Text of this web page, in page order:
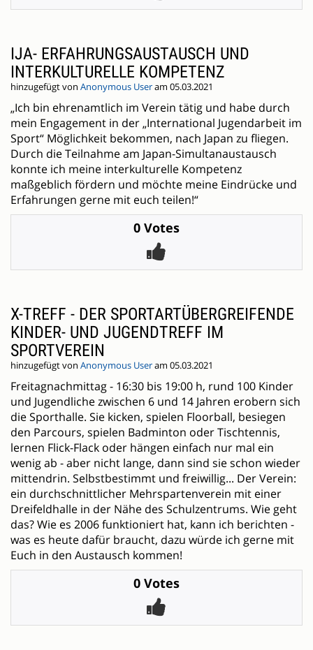
IJA- ERFAHRUNGSAUSTAUSCH UND
INTERKULTURELLE KOMPETENZ
hinzugefügt von Anonymous Useram 05.03.2021
„Ich bin ehrenamtlich im Verein tätig und habe durch
mein Engagement in der „International Jugendarbeit im
Sport“ Möglichkeit bekommen, nach Japan zu fliegen.
Durch die Teilnahme am Japan-Simultanaustausch
konnte ich meine interkulturelle Kompetenz
maßgeblich fördern und möchte meine Eindrücke und
Erfahrungen gerne mit euch teilen!“
0 Votes
X-TREFF - DER SPORTARTÜBERGREIFENDE
KINDER- UND JUGENDTREFF IM
SPORTVEREIN
hinzugefügt von Anonymous Useram 05.03.2021
Freitagnachmittag - 16:30 bis 19:00 h, rund 100 Kinder
und Jugendliche zwischen 6 und 14 Jahren erobern sich
die Sporthalle. Sie kicken, spielen Floorball, besiegen
den Parcours, spielen Badminton oder Tischtennis,
lernen Flick-Flack oder hängen einfach nur mal ein
wenig ab - aber nicht lange, dann sind sie schon wieder
mittendrin. Selbstbestimmt und freiwillig... Der Verein:
ein durchschnittlicher Mehrspartenverein mit einer
Dreifeldhalle in der Nähe des Schulzentrums. Wie geht
das? Wie es 2006 funktioniert hat, kann ich berichten -
was es heute dafür braucht, dazu würde ich gerne mit
Euch in den Austausch kommen!
0 Votes